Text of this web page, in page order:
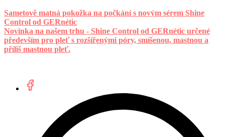
Sametově matná pokožka na počkání s novým sérem Shine
Control od GERnétic
Novinka na našem trhu - Shine Control od GERnétic určené
především pro pleť s rozšířenými póry, smíšenou, mastnou a
příliš mastnou pleť.